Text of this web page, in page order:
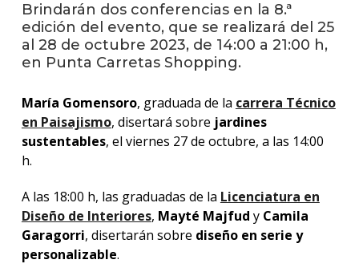
Blog
de
Brindarán dos conferencias en la 8.ª
edición del evento, que se realizará del 25
al 28 de octubre 2023, de 14:00 a 21:00 h,
en Punta Carretas Shopping.
María Gomensoro, graduada de la carrera Técnico
en Paisajismo, disertará sobre jardines
sustentables, el viernes 27 de octubre, a las 14:00
h.
A las 18:00 h, las graduadas de la Licenciatura en
Diseño de Interiores, Mayté Majfud y Camila
Garagorri, disertarán sobre diseño en serie y
personalizable.